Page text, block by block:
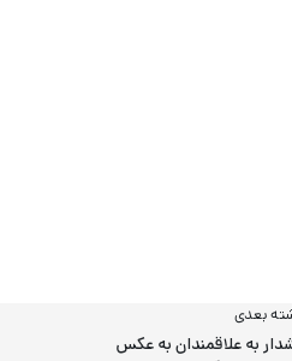
بعدی
به علاقمندان به عکس